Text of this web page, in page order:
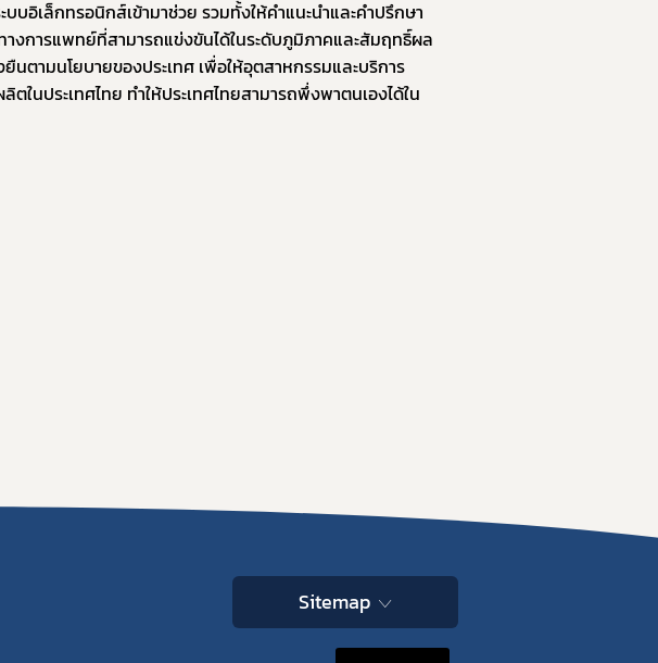
อิเล็กทรอนิกส์เข้ามาช่วย รวมทั้งให้คำแนะนำและคำปรึกษา
การแพทย์ที่สามารถแข่งขันได้ในระดับภูมิภาคและสัมฤทธิ์ผล
นตามนโยบายของประเทศ เพื่อให้อุตสาหกรรมและบริการ
นประเทศไทย ทำให้ประเทศไทยสามารถพึ่งพาตนเองได้ใน
Sitemap